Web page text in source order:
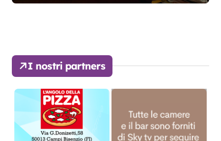
I nostri partners